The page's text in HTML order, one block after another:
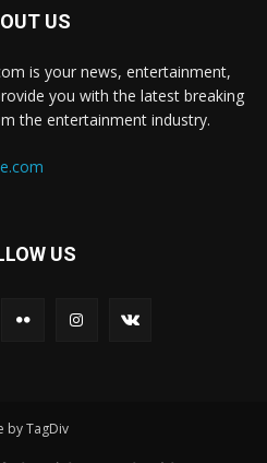
US
is your news, entertainment,
you with the latest breaking
the entertainment industry.
US
by TagDiv